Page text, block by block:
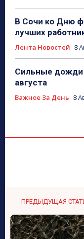
В Сочи ко Дню
лучших
Лента Новостей 8
Сильные дожди
августа
Важное За День 8
ПРЕДЫДУЩАЯ